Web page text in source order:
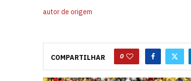
autor de origem
COMPARTILHAR 0